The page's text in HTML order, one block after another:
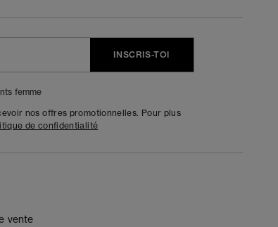
INSCRIS-TOI
femme
nos offres promotionnelles. Pour plus
de confidentialité
vente